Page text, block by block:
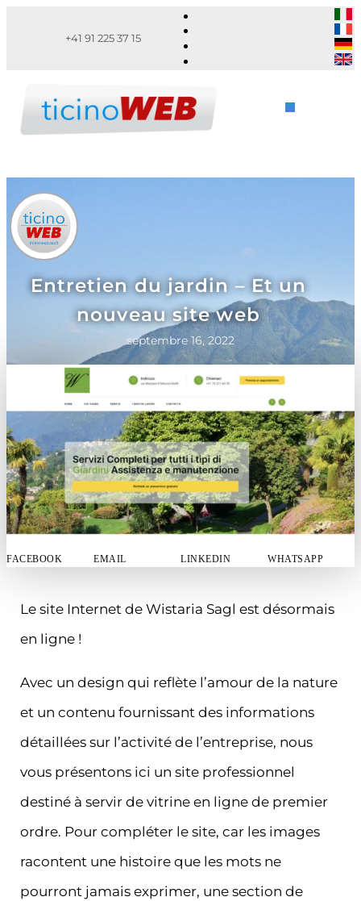
+41 91 225 37 15
Entretien du jardin – Et un
nouveau site web
septembre 16, 2022
FACEBOOK EMAIL LINKEDIN WHATSAPP
Le site Internet de Wistaria Sagl est désormais
en ligne !
Avec un design qui reflète l’amour de la nature
et un contenu fournissant des informations
détaillées sur l’activité de l’entreprise, nous
vous présentons ici un site professionnel
destiné à servir de vitrine en ligne de premier
ordre. Pour compléter le site, car les images
racontent une histoire que les mots ne
pourront jamais exprimer, une section de